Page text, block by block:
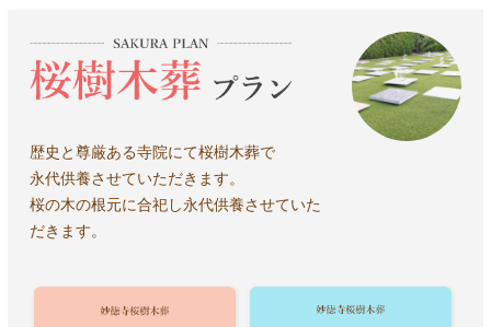
歴史と尊厳ある寺院にて桜樹木葬で
永代供養させていただきます。
桜の木の根元に合祀し永代供養させていた
だきます。